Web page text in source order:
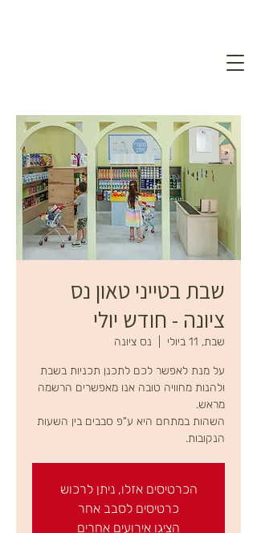
שבת בטייני טאון נס
ציונה - חודש יולי
שבת, 11 ביולי נס ציונה
על מנת לאפשר לכם לתכנן תכניות בשבת
ולהנות מחוויה טובה אנו מאפשרים הרשמה
השהות במתחם היא ע"פ סבבים בין השעות
הנקובות.
הכרטיסים אזלו, ניתן לרכוש
כרטיסים לסבב אחר
הציגו אירועים אחרים